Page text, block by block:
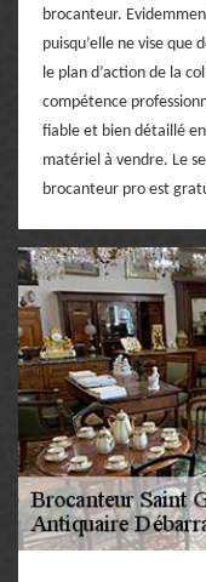
brocanteur.
puisqu’elle ne vise que
le plan d’action de la
compétence
fiable et bien détaillé
matériel à vendre. Le
brocanteur pro est